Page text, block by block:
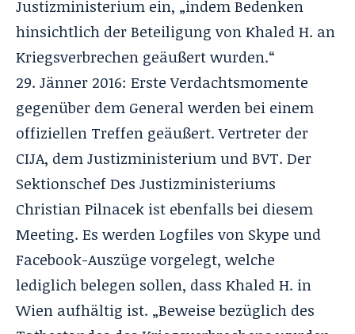
Justizministerium ein, „indem Bedenken
hinsichtlich der Beteiligung von Khaled H. an
Kriegsverbrechen geäußert wurden.“
29. Jänner 2016: Erste Verdachtsmomente
gegenüber dem General werden bei einem
offiziellen Treffen geäußert. Vertreter der
CIJA, dem Justizministerium und BVT. Der
Sektionschef Des Justizministeriums
Christian Pilnacek ist ebenfalls bei diesem
Meeting. Es werden Logfiles von Skype und
Facebook-Auszüge vorgelegt, welche
lediglich belegen sollen, dass Khaled H. in
Wien aufhältig ist. „Beweise bezüglich des